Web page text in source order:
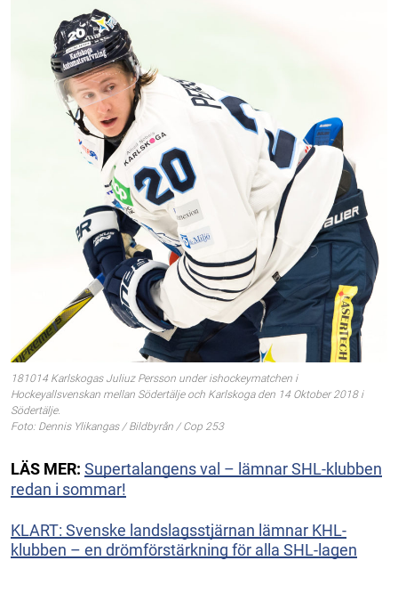
181014 Karlskogas Juliuz Persson under ishockeymatchen i
Hockeyallsvenskan mellan Södertälje och Karlskoga den 14 Oktober 2018 i
Södertälje.
Foto: Dennis Ylikangas / Bildbyrån / Cop 253
LÄS MER: Supertalangens val – lämnar SHL-klubben
redan i sommar!
KLART: Svenske landslagsstjärnan lämnar KHL-
klubben – en drömförstärkning för alla SHL-lagen